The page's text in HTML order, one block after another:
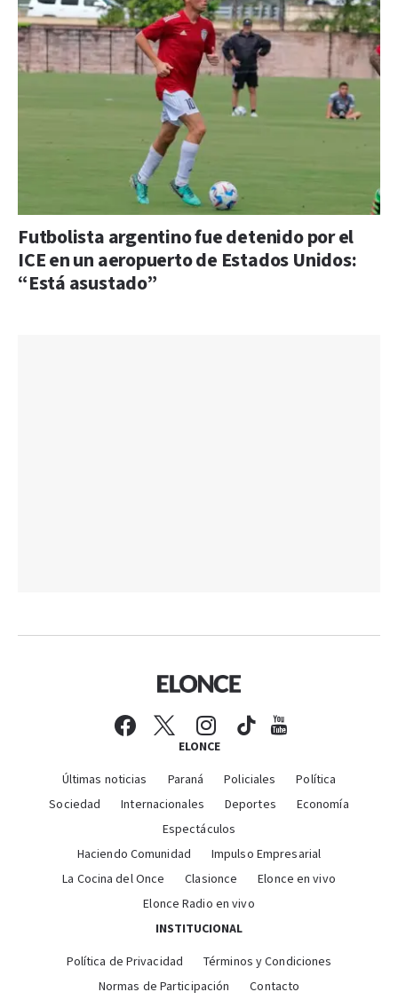
Futbolista argentino fue detenido por el
ICE en un aeropuerto de Estados Unidos:
“Está asustado”
ELONCE
Últimas noticias Paraná Policiales
Política
Sociedad
Internacionales Deportes
Economía
Espectáculos
Haciendo Comunidad
Impulso Empresarial
La Cocina del Once
Clasionce
Elonce en vivo
Elonce Radio en vivo
INSTITUCIONAL
Política de Privacidad
Términos y Condiciones
Normas de Participación
Contacto